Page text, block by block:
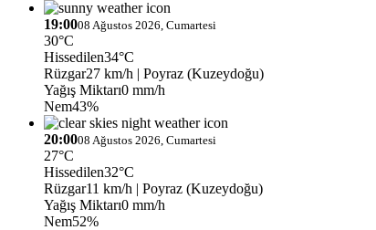
19:0008 Ağustos 2026, Cumartesi
30°C
Hissedilen34°C
Rüzgar27 km/h | Poyraz (Kuzeydoğu)
Yağış Miktarı0 mm/h
Nem43%
20:0008 Ağustos 2026, Cumartesi
27°C
Hissedilen32°C
Rüzgar11 km/h | Poyraz (Kuzeydoğu)
Yağış Miktarı0 mm/h
Nem52%